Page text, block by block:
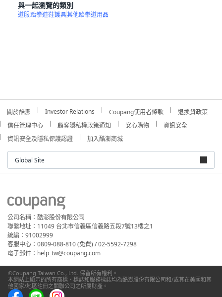
與一起瀏覽的類別
道服跆拳道鞋護具其他跆拳道用品
關於酷澎 Investor Relations Coupang使用者條款
退換貨政策
信任管理中心
顧客隱私權政策通知 安心購物
資訊安全
資訊安全及隱私保護認證
加入酷澎商城
Global Site
公司名稱：酷澎股份有限公司
聯繫地址：11049 台北市信義區信義路五段7號13樓之1
統編：91002999
客服中心：0809-088-810 (免費) / 02-5592-7298
電子郵件：help_tw@coupang.com
©Coupang Taiwan Co., Ltd. 保留所有權利。
本網站上顯示的所有商標、標誌和服務標誌均為酷澎股份有限公司和/或其在美國和其
他國家/地區註冊之關聯公司之所屬財產。